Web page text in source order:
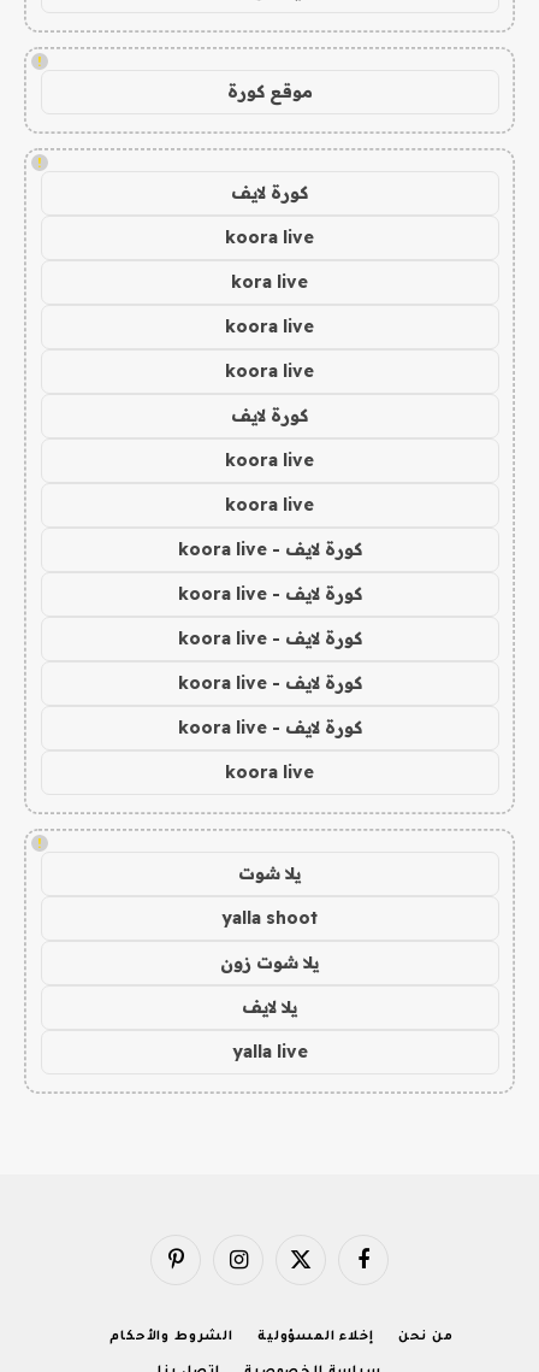
!
موقع كورة
!
كورة لايف
koora live
kora live
koora live
koora live
كورة لايف
koora live
koora live
كورة لايف - koora live
كورة لايف - koora live
كورة لايف - koora live
كورة لايف - koora live
كورة لايف - koora live
koora live
!
يلا شوت
yalla shoot
يلا شوت زون
يلا لايف
yalla live
فيسبوك X
الانستغرامبينتيريست
من نحن إخلاء المسؤولية الشروط والأحكام